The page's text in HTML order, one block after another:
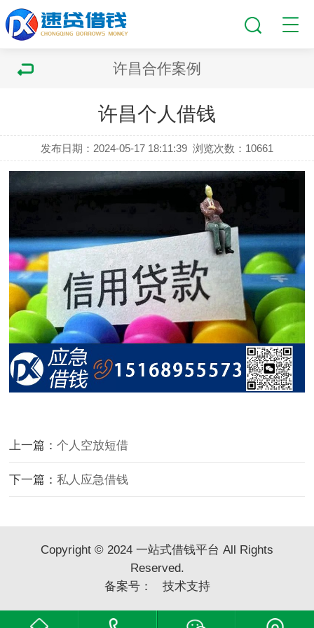
许昌合作案例
许昌个人借钱
发布日期：2024-05-17 18:11:39 浏览次数： 10661
上一篇：个人空放短借
下一篇：私人应急借钱
Copyright © 2024 一站式借钱平台 All Rights
Reserved.
备案号：
技术支持